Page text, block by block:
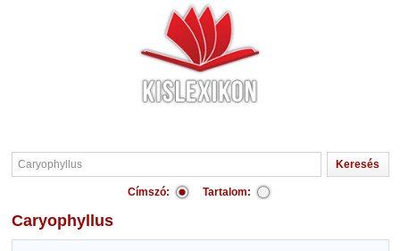
Címszó: Tartalom:
Caryophyllus